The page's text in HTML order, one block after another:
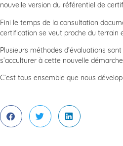
nouvelle version du référentiel de
Fini le temps de la consultation
certification se veut proche du terrain
Plusieurs méthodes d’évaluations
s’acculturer à cette nouvelle
C’est tous ensemble que nous